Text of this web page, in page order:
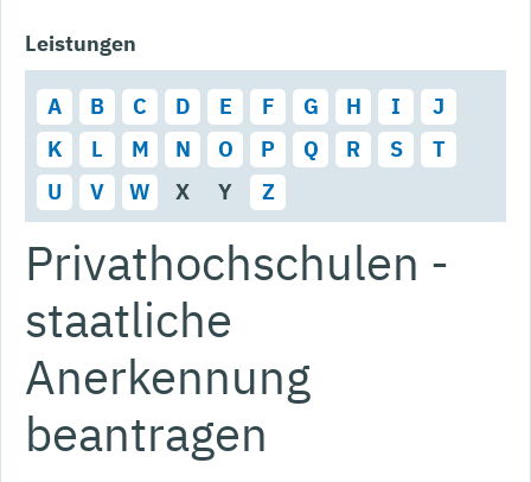
Leistungen
A B C D E F G H I
J
K
L M N O P Q R S
T
U
V W X Y Z
Privathochschulen -
staatliche
Anerkennung
beantragen